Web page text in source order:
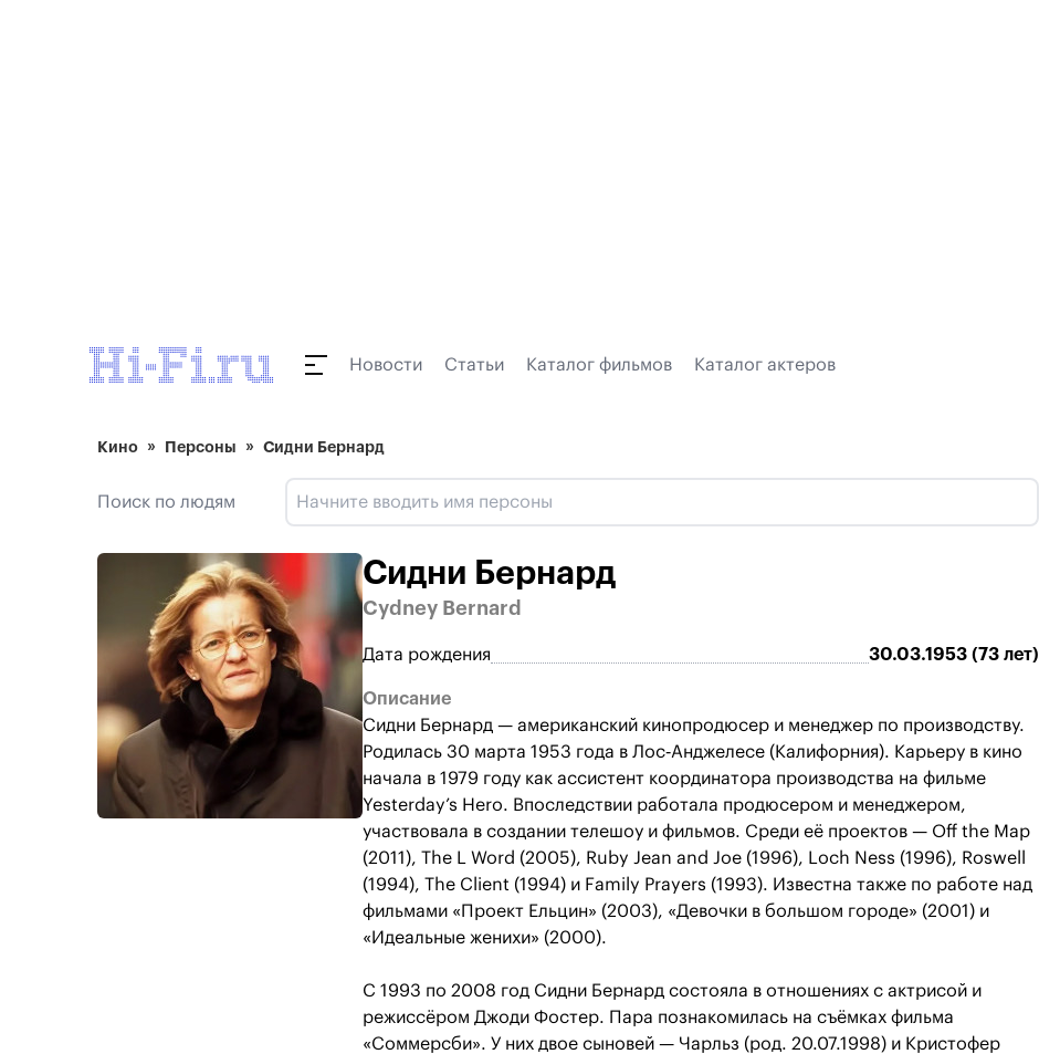
Новости Статьи Каталог фильмов Каталог актеров
Кино Персоны Сидни Бернард
Поиск по людям
Сидни Бернард
Cydney Bernard
Дата рождения 30.03.1953 (73 лет)
Описание
Сидни Бернард — американский кинопродюсер и менеджер по производству.
Родилась 30 марта 1953 года в Лос‑Анджелесе (Калифорния). Карьеру в кино
начала в 1979 году как ассистент координатора производства на фильме
Yesterday’s Hero. Впоследствии работала продюсером и менеджером,
участвовала в создании телешоу и фильмов. Среди её проектов — Off the Map
(2011), The L Word (2005), Ruby Jean and Joe (1996), Loch Ness (1996), Roswell
(1994), The Client (1994) и Family Prayers (1993). Известна также по работе над
фильмами «Проект Ельцин» (2003), «Девочки в большом городе» (2001) и
«Идеальные женихи» (2000).
С 1993 по 2008 год Сидни Бернард состояла в отношениях с актрисой и
режиссёром Джоди Фостер. Пара познакомилась на съёмках фильма
«Соммерсби». У них двое сыновей — Чарльз (род. 20.07.1998) и Кристофер